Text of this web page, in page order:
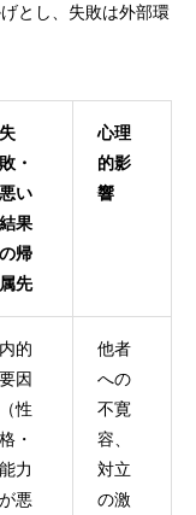
とし、失敗は外部環
失
敗・
悪い
結果
の帰
属先
心理
的影
響
内的
要因
（性
格・
能力
が悪
他者
への
不寛
容、
対立
の激